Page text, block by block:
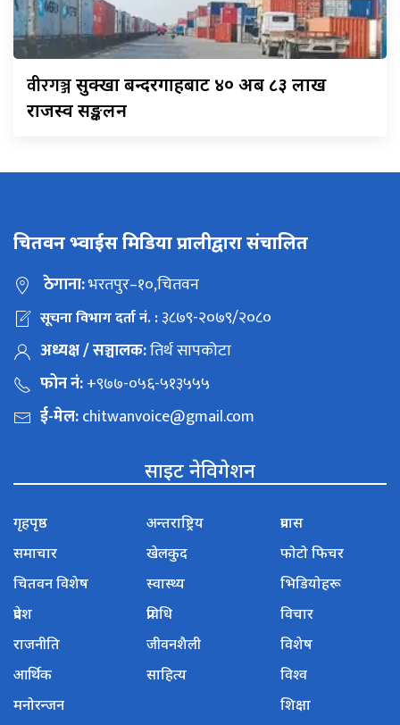
वीरगञ्जसुक्खा बन्दरगाहबाट ४० अर्ब ८३ लाख
राजस्व सङ्कलन
चितवन भ्वाईस मिडिया प्रालीद्वारा संचालित
ठेगाना:भरतपुर–१०,चितवन
सूचना विभाग दर्ता नं. :३८७९-२०७९/२०८०
अध्यक्ष / सञ्चालक:तिर्थ सापकोटा
फोन नं:+९७७-०५६-५१३५५५
ई-मेल:chitwanvoice@gmail.com
साइट नेविगेशन
गृहपृष्ठ
समाचार
चितवन विशेष
प्रदेश
राजनीति
आर्थिक
मनोरन्जन
अन्तराष्ट्रिय
खेलकुद
स्वास्थ्य
प्रविधि
जीवनशैली
साहित्य
प्रवास
फोटो फिचर
भिडियोहरू
विचार
विशेष
विश्व
शिक्षा